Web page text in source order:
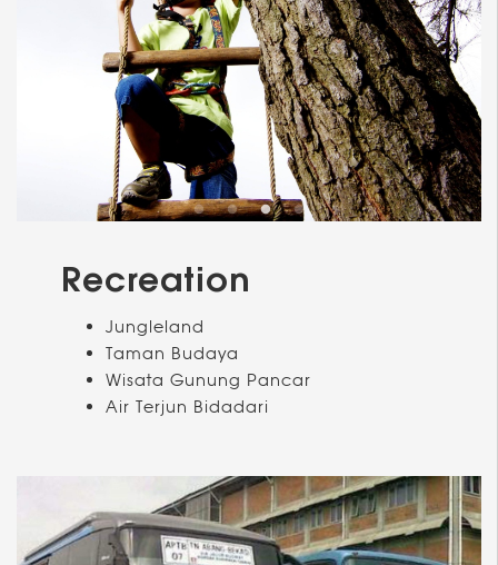
Recreation
Jungleland
Taman Budaya
Wisata Gunung Pancar
Air Terjun Bidadari